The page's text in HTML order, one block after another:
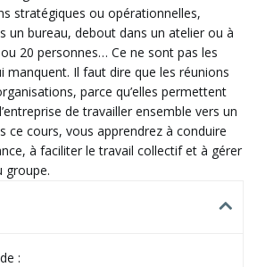
stratégiques ou opérationnelles,
un bureau, debout dans un atelier ou à
20 personnes… Ce ne sont pas les
manquent. Il faut dire que les réunions
parce qu’elles permettent
de travailler ensemble vers un
ce cours, vous apprendrez à conduire
à faciliter le travail collectif et à gérer
groupe.
: